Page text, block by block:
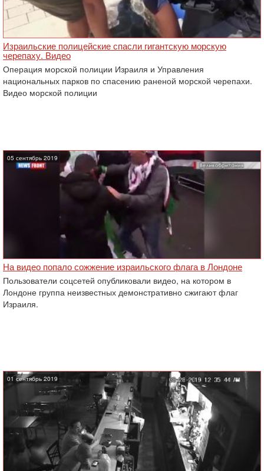
Израильские полицейские спасли гигантскую морскую
черепаху. Видео
Операция морской полиции Израиля и Управления
национальных парков по спасению раненой морской черепахи.
Видео морской полиции
05 сентябрь 2019
На видео попало сожжение израильского флага в Лондоне
Пользователи соцсетей опубликовали видео, на котором в
Лондоне группа неизвестных демонстративно сжигают флаг
Израиля.
01 сентябрь 2019